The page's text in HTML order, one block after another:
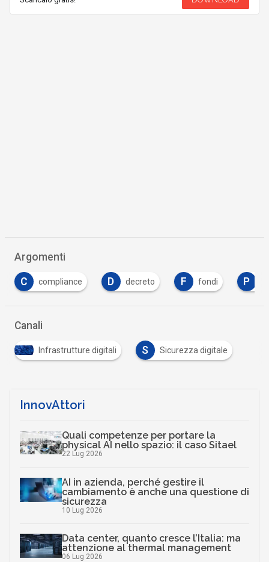
Argomenti
C compliance D decreto F fondi P
Canali
Infrastrutture digitali S Sicurezza digitale
InnovAttori
Quali competenze per portare la
physical AI nello spazio: il caso Sitael
22 Lug 2026
AI in azienda, perché gestire il
cambiamento è anche una questione di
sicurezza
10 Lug 2026
Data center, quanto cresce l’Italia: ma
attenzione al thermal management
06 Lug 2026